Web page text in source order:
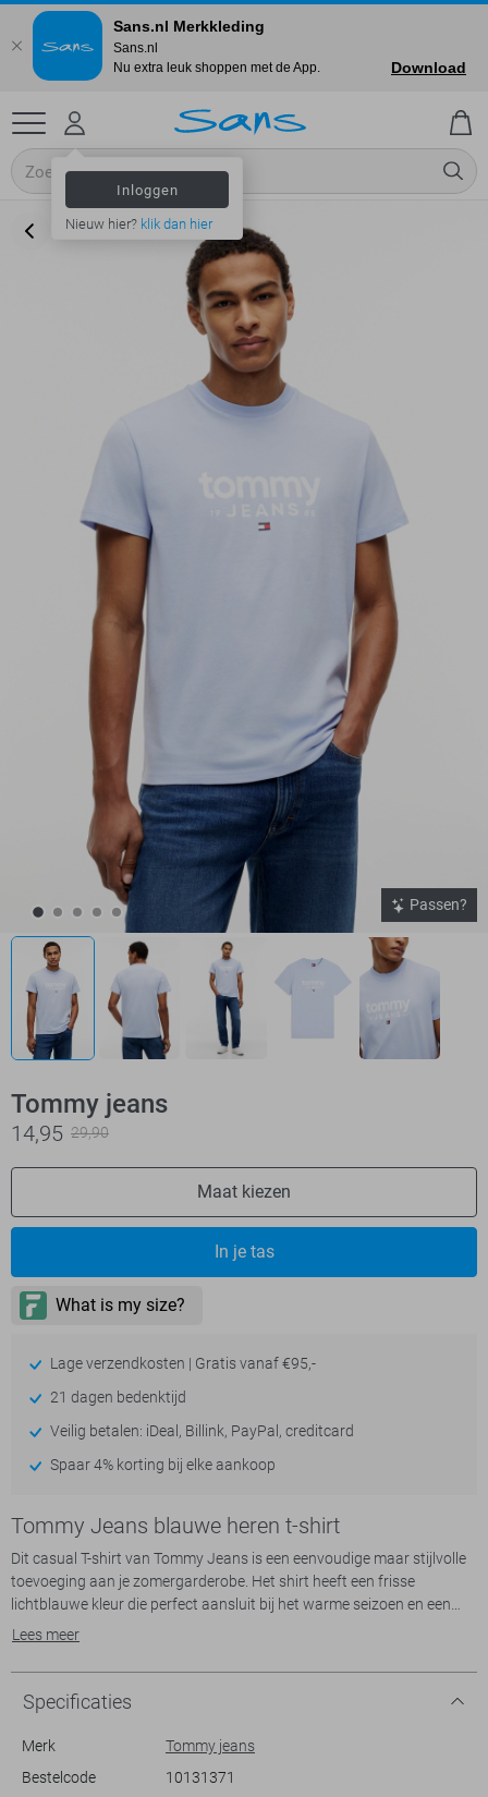
Inloggen
Nieuw hier? klik dan hier
Passen?
Tommy jeans
14,95 29,90
Maat kiezen
In je tas
Lage verzendkosten | Gratis vanaf €95,-
21 dagen bedenktijd
Veilig betalen: iDeal, Billink, PayPal, creditcard
Spaar 4% korting bij elke aankoop
Tommy Jeans blauwe heren t-shirt
Dit casual T-shirt van Tommy Jeans is een eenvoudige maar stijlvolle
toevoeging aan je zomergarderobe. Het shirt heeft een frisse
lichtblauwe kleur die perfect aansluit bij het warme seizoen en een
regular fit, waardoor het comfortabel zit zonder in te boeten op stijl.
uitjes, of je nu een strandwandeling maakt of een terrasje pakt met
vrienden.
Gemaakt van 100% katoen, voelt het T-shirt zacht aan op de huid en
biedt het ademende eigenschappen ideaal voor warmere dagen. Het
tekstpatroon geeft je outfit een speelse, maar toch verfijnde touch.
Lees meer
Specificaties
Merk
Tommy jeans
Bestelcode
10131371
Sans.nl Merkkleding
Sans.nl
Nu extra leuk shoppen met de App.
Download